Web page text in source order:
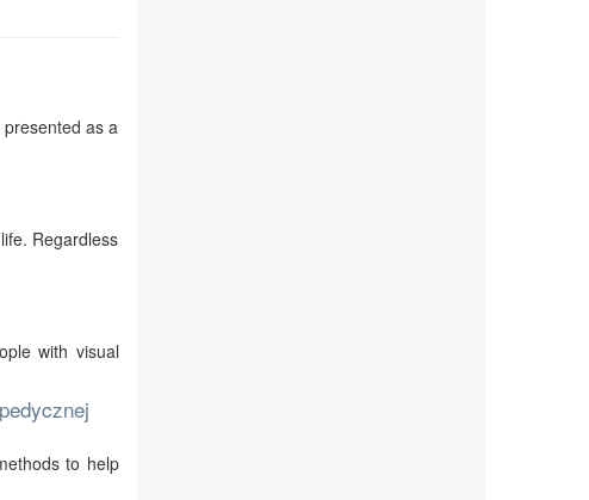
as a
Regardless
with visual
to help